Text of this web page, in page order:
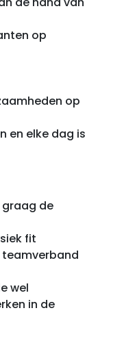
op
op
en elke dag is
de
fit
teamverband
wel
in de